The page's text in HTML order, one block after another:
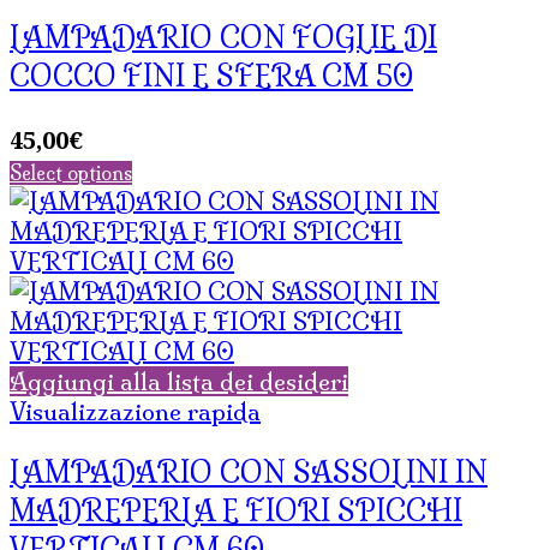
LAMPADARIO CON FOGLIE DI
COCCO FINI E SFERA CM 50
45,00€
Select options
Aggiungi alla lista dei desideri
Visualizzazione rapida
LAMPADARIO CON SASSOLINI IN
MADREPERLA E FIORI SPICCHI